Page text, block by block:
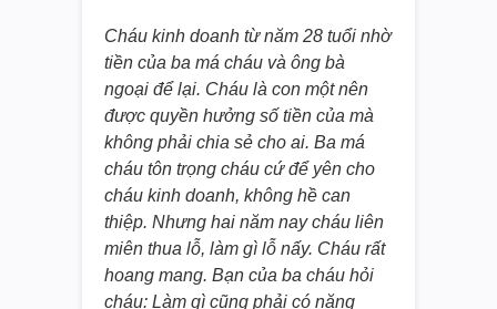
Cháu kinh doanh từ năm 28 tuổi nhờ
tiền của ba má cháu và ông bà
ngoại để lại. Cháu là con một nên
được quyền hưởng số tiền của mà
không phải chia sẻ cho ai. Ba má
cháu tôn trọng cháu cứ để yên cho
cháu kinh doanh, không hề can
thiệp. Nhưng hai năm nay cháu liên
miên thua lỗ, làm gì lỗ nấy. Cháu rất
hoang mang. Bạn của ba cháu hỏi
cháu: Làm gì cũng phải có năng